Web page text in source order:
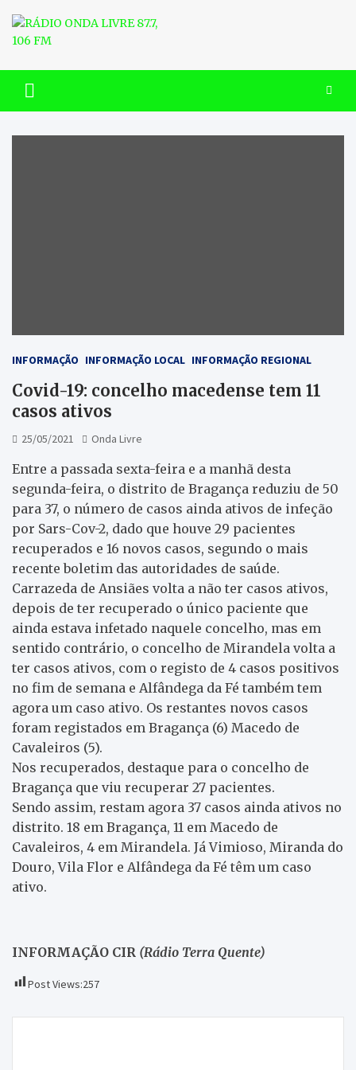
content
RÁDIO ONDA LIVRE 87.7, 106
FM
INFORMAÇÃO INFORMAÇÃO LOCAL INFORMAÇÃO REGIONAL
Covid-19: concelho macedense tem 11
casos ativos
25/05/2021 Onda Livre
Entre a passada sexta-feira e a manhã desta
segunda-feira, o distrito de Bragança reduziu de 50
para 37, o número de casos ainda ativos de infeção
por Sars-Cov-2, dado que houve 29 pacientes
recuperados e 16 novos casos, segundo o mais
recente boletim das autoridades de saúde.
Carrazeda de Ansiães volta a não ter casos ativos,
depois de ter recuperado o único paciente que
ainda estava infetado naquele concelho, mas em
sentido contrário, o concelho de Mirandela volta a
ter casos ativos, com o registo de 4 casos positivos
no fim de semana e Alfândega da Fé também tem
agora um caso ativo. Os restantes novos casos
foram registados em Bragança (6) Macedo de
Cavaleiros (5).
Nos recuperados, destaque para o concelho de
Bragança que viu recuperar 27 pacientes.
Sendo assim, restam agora 37 casos ainda ativos no
distrito. 18 em Bragança, 11 em Macedo de
Cavaleiros, 4 em Mirandela. Já Vimioso, Miranda do
Douro, Vila Flor e Alfândega da Fé têm um caso
ativo.
INFORMAÇÃO CIR (Rádio Terra Quente)
Post Views:257